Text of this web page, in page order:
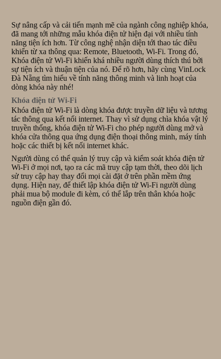
Sự nâng cấp và cải tiến mạnh mẽ của ngành công nghiệp khóa,
đã mang tới những mẫu khóa điện tử hiện đại với nhiều tính
năng tiện ích hơn. Từ công nghệ nhận diện tới thao tác điều
khiển từ xa thông qua: Remote, Bluetooth, Wi-Fi. Trong đó,
Khóa điện tử Wi-Fi khiến khá nhiều người dùng thích thú bởi
sự tiện ích và thuận tiện của nó. Để rõ hơn, hãy cùng VinLock
Đà Nẵng tìm hiểu về tính năng thông minh và linh hoạt của
dòng khóa này nhé!
Khóa điện tử Wi-Fi
Khóa điện tử Wi-Fi là dòng khóa được truyền dữ liệu và tương
tác thông qua kết nối internet. Thay vì sử dụng chìa khóa vật lý
truyền thống, khóa điện tử Wi-Fi cho phép người dùng mở và
khóa cửa thông qua ứng dụng điện thoại thông minh, máy tính
hoặc các thiết bị kết nối internet khác.
Người dùng có thể quản lý truy cập và kiểm soát khóa điện tử
Wi-Fi ở mọi nơi, tạo ra các mã truy cập tạm thời, theo dõi lịch
sử truy cập hay thay đổi mọi cài đặt ở trên phần mềm ứng
dụng. Hiện nay, để thiết lập khóa điện tử Wi-Fi người dùng
phải mua bộ module đi kèm, có thể lắp trên thân khóa hoặc
nguồn điện gần đó.